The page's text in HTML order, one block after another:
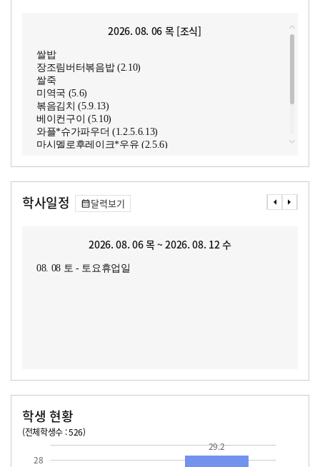
2026. 08. 06 목 [조식]
쌀밥
장조림버터볶음밥 (2.10)
쌀죽
미역국 (5.6)
볶음김치 (5.9.13)
베이컨구이 (5.10)
와플*슈가파우더 (1.2.5.6.13)
마시멜로후레이크*우유 (2.5.6)
키위요거트 (2)
사과
학사일정 달력보기
2026. 08. 06 목 ~ 2026. 08. 12 수
08. 08 토 - 토요휴업일
학생 현황
(전체학생수 : 526)
28
29.2